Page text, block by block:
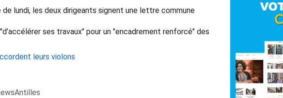
lundi, les deux dirigeants signent une lettre commune
ses travaux" pour un "encadrement renforcé" des
leurs violons